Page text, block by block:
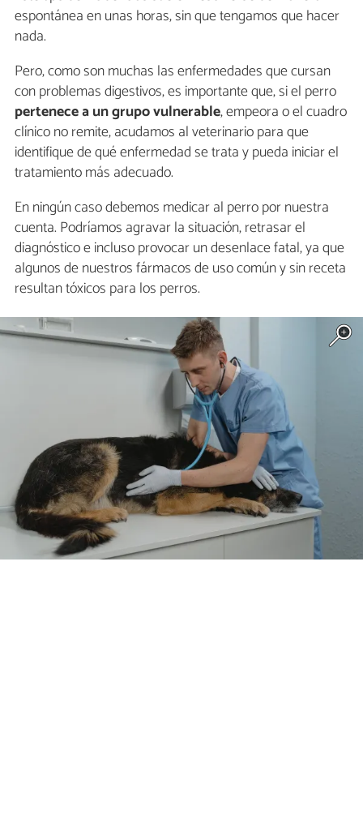
espontánea en unas horas, sin que tengamos que hacer
nada.
Pero, como son muchas las enfermedades que cursan
con problemas digestivos, es importante que, si el perro
pertenece a un grupo vulnerable, empeora o el cuadro
clínico no remite, acudamos al veterinario para que
identifique de qué enfermedad se trata y pueda iniciar el
tratamiento más adecuado.
En ningún caso debemos medicar al perro por nuestra
cuenta. Podríamos agravar la situación, retrasar el
diagnóstico e incluso provocar un desenlace fatal, ya que
algunos de nuestros fármacos de uso común y sin receta
resultan tóxicos para los perros.